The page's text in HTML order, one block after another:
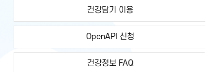
건강담기 이용
OpenAPI 신청
건강정보 FAQ